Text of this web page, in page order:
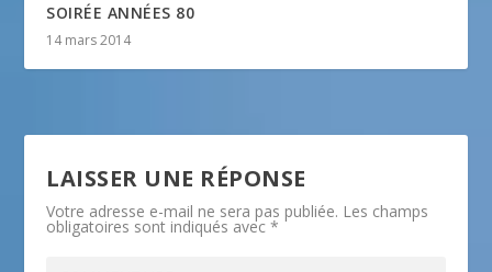
SOIRÉE ANNÉES 80
14 mars 2014
LAISSER UNE RÉPONSE
Votre adresse e-mail ne sera pas publiée. Les champs
obligatoires sont indiqués avec*